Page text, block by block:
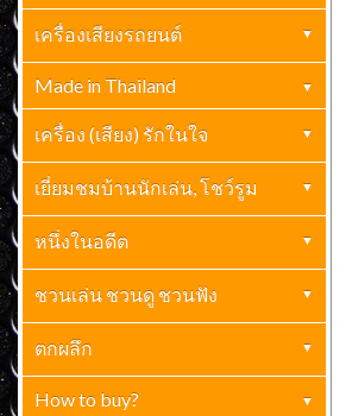
กะเทาะเปลือกวงการเครื่องเสียง
ไฮเอ็นด์(10)
เครื่องเสียงรถยนต์
เครื่องเสียง PA(23)
เครื่องเสียงรถยนต์
บทความเครื่องเสียงรถยนต์
Made in Thailand
Made In Thailand(6)
เครื่อง (เสียง) รักในใจ
เยี่ยมชมบ้านนักเล่น, โชว์รูม
เยี่ยมชมบ้านนักเล่น
หนึ่งในอดีต
ย้อนรอยอดีค-อดีตคำนึง
ชวนเล่น ชวนดู ชวนฟัง
ชวนเล่น ชวนดู ชวนฟัง
ตกผลึก
ตกผลึก (4)
How to buy?